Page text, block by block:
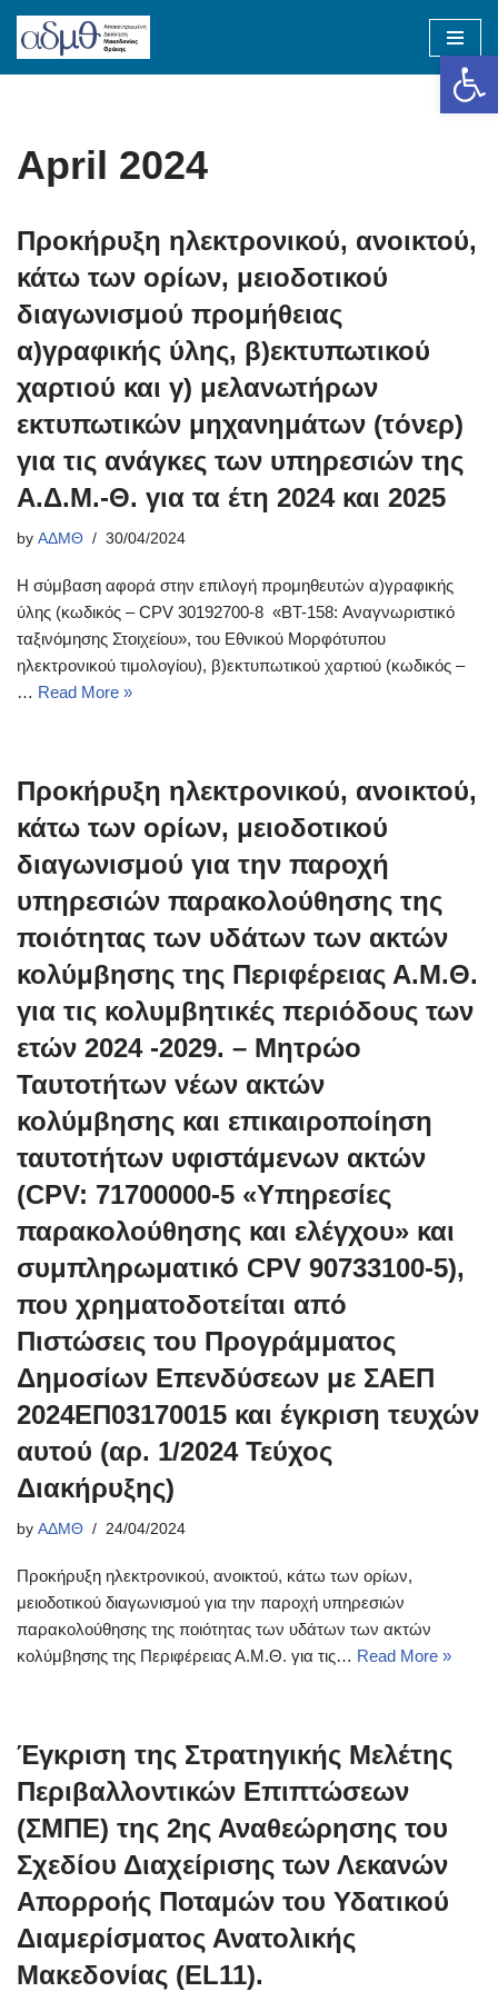
Skip
April 2024
Προκήρυξη ηλεκτρονικού, ανοικτού,
κάτω των ορίων, μειοδοτικού
διαγωνισμού προμήθειας
α)γραφικής ύλης, β)εκτυπωτικού
χαρτιού και γ) μελανωτήρων
εκτυπωτικών μηχανημάτων (τόνερ)
για τις ανάγκες των υπηρεσιών της
Α.Δ.Μ.-Θ. για τα έτη 2024 και 2025
by ΑΔΜΘ 30/04/2024
Η σύμβαση αφορά στην επιλογή προμηθευτών α)γραφικής
ύλης (κωδικός – CPV 30192700-8 «BT-158: Αναγνωριστικό
ταξινόμησης Στοιχείου», του Εθνικού Μορφότυπου
ηλεκτρονικού τιμολογίου), β)εκτυπωτικού χαρτιού (κωδικός –
… Read More »
Προκήρυξη ηλεκτρονικού, ανοικτού,
κάτω των ορίων, μειοδοτικού
διαγωνισμού για την παροχή
υπηρεσιών παρακολούθησης της
ποιότητας των υδάτων των ακτών
κολύμβησης της Περιφέρειας Α.Μ.Θ.
για τις κολυμβητικές περιόδους των
ετών 2024 -2029. – Μητρώο
Ταυτοτήτων νέων ακτών
κολύμβησης και επικαιροποίηση
ταυτοτήτων υφιστάμενων ακτών
(CPV: 71700000-5 «Υπηρεσίες
παρακολούθησης και ελέγχου» και
συμπληρωματικό CPV 90733100-5),
που χρηματοδοτείται από
Πιστώσεις του Προγράμματος
Δημοσίων Επενδύσεων με ΣΑΕΠ
2024ΕΠ03170015 και έγκριση τευχών
αυτού (αρ. 1/2024 Τεύχος
Διακήρυξης)
by ΑΔΜΘ 24/04/2024
Προκήρυξη ηλεκτρονικού, ανοικτού, κάτω των ορίων,
μειοδοτικού διαγωνισμού για την παροχή υπηρεσιών
παρακολούθησης της ποιότητας των υδάτων των ακτών
κολύμβησης της Περιφέρειας Α.Μ.Θ. για τις… Read More »
Έγκριση της Στρατηγικής Μελέτης
Περιβαλλοντικών Επιπτώσεων
(ΣΜΠΕ) της 2ης Αναθεώρησης του
Σχεδίου Διαχείρισης των Λεκανών
Απορροής Ποταμών του Υδατικού
Διαμερίσματος Ανατολικής
Μακεδονίας (EL11).